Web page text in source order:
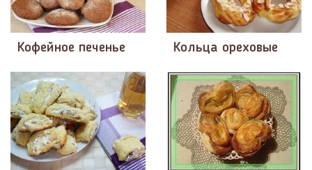
Кофейное печенье Кольца ореховые